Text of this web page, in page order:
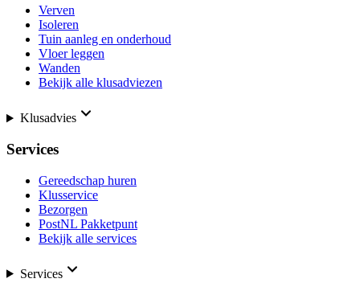
Verven
Isoleren
Tuin aanleg en onderhoud
Vloer leggen
Wanden
Bekijk alle klusadviezen
Klusadvies
Services
Gereedschap huren
Klusservice
Bezorgen
PostNL Pakketpunt
Bekijk alle services
Services